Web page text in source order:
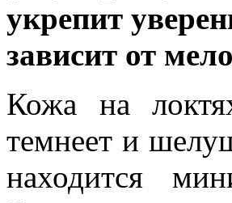
укрепит
зависит от
Кожа на
темнеет и
находится